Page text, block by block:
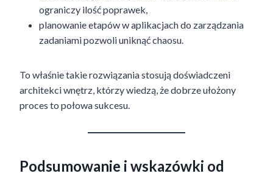
ograniczy ilość poprawek,
planowanie etapów w aplikacjach do zarządzania
zadaniami pozwoli uniknąć chaosu.
To właśnie takie rozwiązania stosują doświadczeni
architekci wnętrz, którzy wiedzą, że dobrze ułożony
proces to połowa sukcesu.
Podsumowanie i wskazówki od